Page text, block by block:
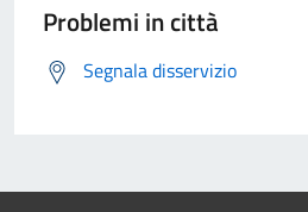
Problemi in città
Segnala disservizio